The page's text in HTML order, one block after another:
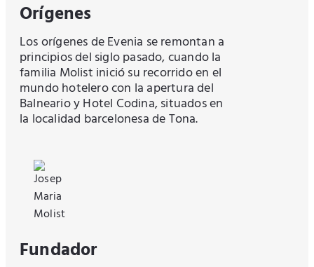
Orígenes
Los orígenes de Evenia se remontan a
principios del siglo pasado, cuando la
familia Molist inició su recorrido en el
mundo hotelero con la apertura del
Balneario y Hotel Codina, situados en
la localidad barcelonesa de Tona.
Fundador